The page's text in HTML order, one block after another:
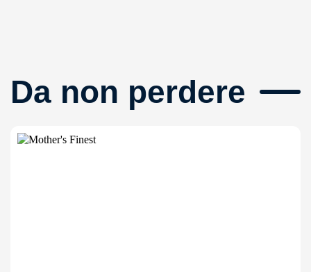
Da non perdere